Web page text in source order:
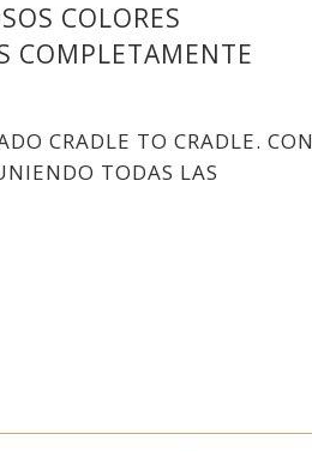
COLORES
COMPLETAMENTE
CRADLE TO CRADLE. CON
TODAS LAS